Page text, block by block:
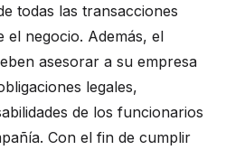
todas las transacciones
el negocio. Además, el
asesorar a su empresa
legales,
de los funcionarios
Con el fin de cumplir